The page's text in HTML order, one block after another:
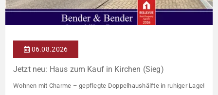
06.08.2026
Jetzt neu: Haus zum Kauf in Kirchen (Sieg)
Wohnen mit Charme – gepflegte Doppelhaushälfte in ruhiger Lage!